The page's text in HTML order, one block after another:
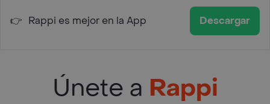
👉 Rappi es mejor en la App Descargar
Únete a Rappi